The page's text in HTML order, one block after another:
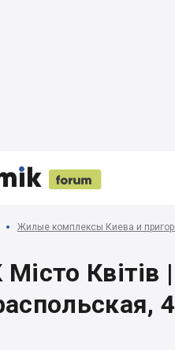


Жилые комплексы Киева и